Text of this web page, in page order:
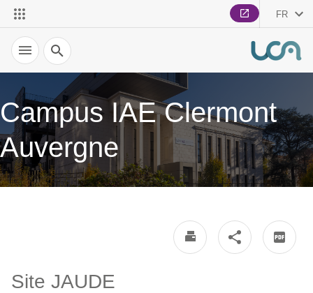
FR
Recherche
Campus IAE Clermont
Auvergne
Site JAUDE